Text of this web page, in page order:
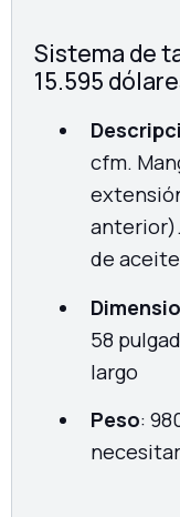
Sistema de
15.595
cfm.
de
58
largo
Peso: